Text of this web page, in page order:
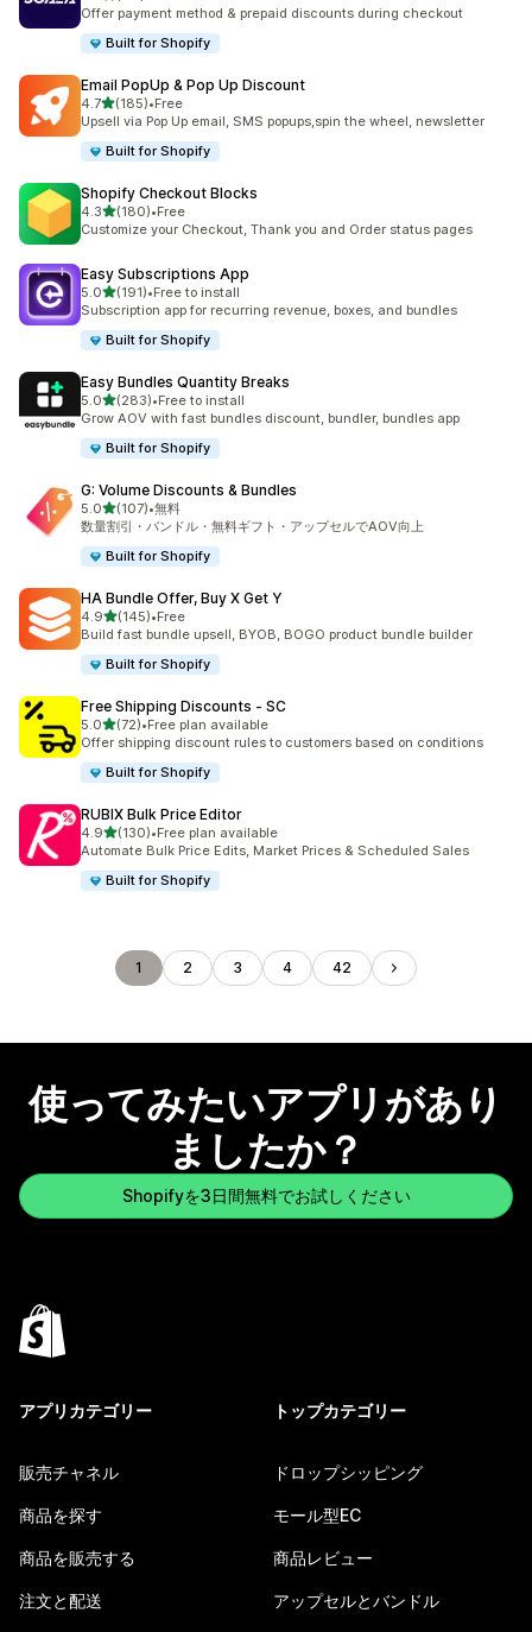
Offer payment method & prepaid discounts during checkout
Built for Shopify
Email PopUp & Pop Up Discount
4.75つ星中
(185)
合計レビュー数：185件
•Free
Upsell via Pop Up email, SMS popups,spin the wheel, newsletter
Built for Shopify
Shopify Checkout Blocks
4.35つ星中
(180)
合計レビュー数：180件
•Free
Customize your Checkout, Thank you and Order status pages
Easy Subscriptions App
5.05つ星中
(191)
合計レビュー数：191件
•Free to install
Subscription app for recurring revenue, boxes, and bundles
Built for Shopify
Easy Bundles Quantity Breaks
5.05つ星中
(283)
合計レビュー数：283件
•Free to install
Grow AOV with fast bundles discount, bundler, bundles app
Built for Shopify
G: Volume Discounts & Bundles
5.05つ星中
(107)
合計レビュー数：107件
•無料
数量割引・バンドル・無料ギフト・アップセルでAOV向上
Built for Shopify
HA Bundle Offer, Buy X Get Y
4.95つ星中
(145)
合計レビュー数：145件
•Free
Build fast bundle upsell, BYOB, BOGO product bundle builder
Built for Shopify
Free Shipping Discounts ‑ SC
5.05つ星中
(72)
合計レビュー数：72件
•Free plan available
Offer shipping discount rules to customers based on conditions
Built for Shopify
RUBIX Bulk Price Editor
4.95つ星中
(130)
合計レビュー数：130件
•Free plan available
Automate Bulk Price Edits, Market Prices & Scheduled Sales
Built for Shopify
1 2 3 4 42
使ってみたいアプリがあり
ましたか？
Shopifyを3日間無料でお試しください
アプリカテゴリー
販売チャネル
商品を探す
商品を販売する
注文と配送
トップカテゴリー
ドロップシッピング
モール型EC
商品レビュー
アップセルとバンドル